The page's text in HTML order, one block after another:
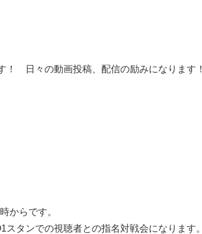
！ 日々の動画投稿、配信の励みになります！
からです。
タンでの視聴者との指名対戦会になります。